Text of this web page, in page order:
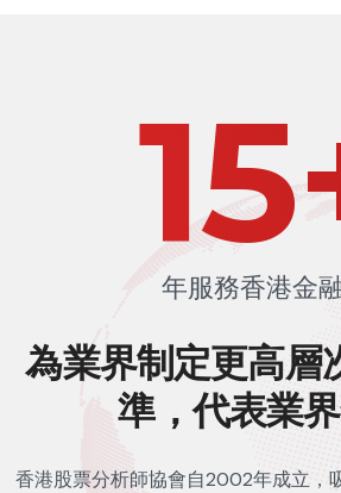
23
年服務香港金
為業界制定更高層
準，代表業
香港股票分析師協會自2002年成立，